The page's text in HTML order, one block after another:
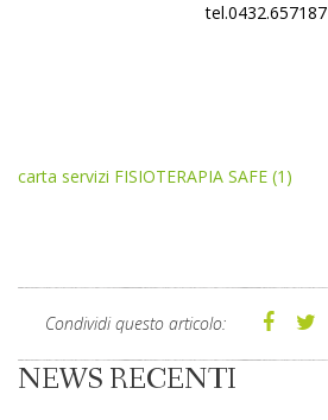
tel.0432.657187
carta servizi FISIOTERAPIA SAFE (1)
Condividi questo articolo:
NEWS RECENTI